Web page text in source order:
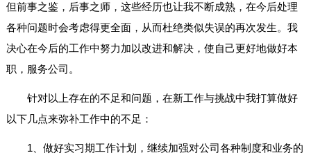
但前事之鉴，后事之师，这些经历也让我不断成熟，在今后处理
各种问题时会考虑得更全面，从而杜绝类似失误的再次发生。我
决心在今后的工作中努力加以改进和解决，使自己更好地做好本
职，服务公司。
针对以上存在的不足和问题，在新工作与挑战中我打算做好
以下几点来弥补工作中的不足：
1、做好实习期工作计划，继续加强对公司各种制度和业务的